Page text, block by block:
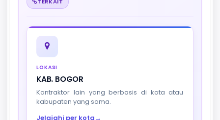
TERKAIT
LOKASI
KAB. BOGOR
Kontraktor lain yang berbasis di kota atau
kabupaten yang sama.
Jelajahi per kota→